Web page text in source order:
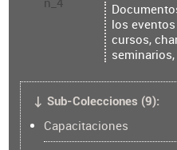
los
cursos,
↓ Sub-Colecciones (9):
Capacitaciones